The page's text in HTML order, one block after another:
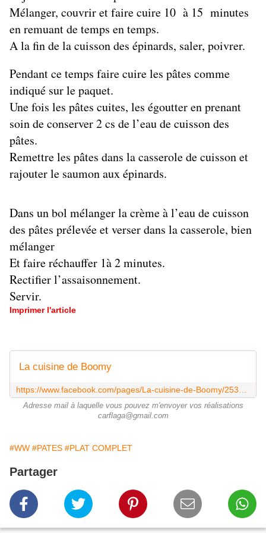
Mélanger, couvrir et faire cuire 10 à 15 minutes
en remuant de temps en temps.
A la fin de la cuisson des épinards, saler, poivrer.
Pendant ce temps faire cuire les pâtes comme
indiqué sur le paquet.
Une fois les pâtes cuites, les égoutter en prenant
soin de conserver 2 cs de l’eau de cuisson des
pâtes.
Remettre les pâtes dans la casserole de cuisson et
rajouter le saumon aux épinards.
Dans un bol mélanger la crème à l’eau de cuisson
des pâtes prélevée et verser dans la casserole, bien
mélanger
Et faire réchauffer 1à 2 minutes.
Rectifier l’assaisonnement.
Servir.
Imprimer l'article
La cuisine de Boomy
Adresse mail à laquelle vous pouvez m'envoyer vos réalisations
carflaga@gmail.com
#WW #PATES #PLAT COMPLET
Partager